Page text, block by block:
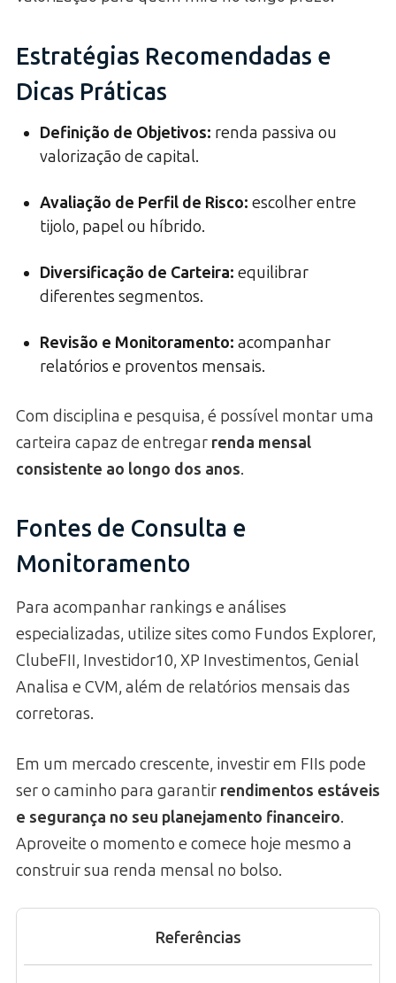
Estratégias Recomendadas e
Dicas Práticas
Definição de Objetivos: renda passiva ou
valorização de capital.
Avaliação de Perfil de Risco: escolher entre
tijolo, papel ou híbrido.
Diversificação de Carteira: equilibrar
diferentes segmentos.
Revisão e Monitoramento: acompanhar
relatórios e proventos mensais.
Com disciplina e pesquisa, é possível montar uma
carteira capaz de entregar renda mensal
consistente ao longo dos anos.
Fontes de Consulta e
Monitoramento
Para acompanhar rankings e análises
especializadas, utilize sites como Fundos Explorer,
ClubeFII, Investidor10, XP Investimentos, Genial
Analisa e CVM, além de relatórios mensais das
corretoras.
Em um mercado crescente, investir em FIIs pode
ser o caminho para garantir rendimentos estáveis
e segurança no seu planejamento financeiro.
Aproveite o momento e comece hoje mesmo a
construir sua renda mensal no bolso.
Referências